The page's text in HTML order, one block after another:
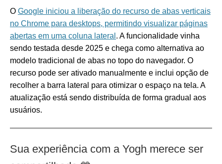
O Google iniciou a liberação do recurso de abas verticais
no Chrome para desktops, permitindo visualizar páginas
abertas em uma coluna lateral . A funcionalidade vinha
sendo testada desde 2025 e chega como alternativa ao
modelo tradicional de abas no topo do navegador. O
recurso pode ser ativado manualmente e inclui opção de
recolher a barra lateral para otimizar o espaço na tela. A
atualização está sendo distribuída de forma gradual aos
usuários.
Sua experiência com a Yogh merece ser